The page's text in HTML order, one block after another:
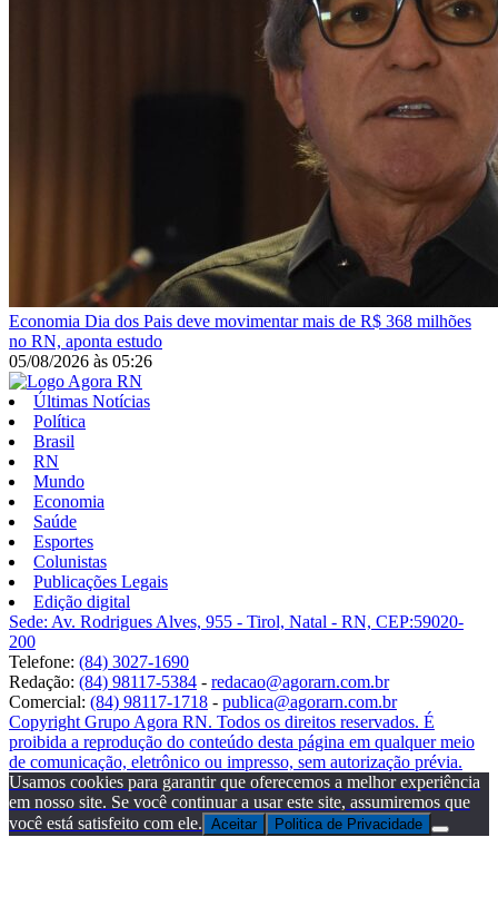
Economia Dia dos Pais deve movimentar mais de R$ 368 milhões
no RN, aponta estudo
05/08/2026 às 05:26
Últimas Notícias
Política
Brasil
RN
Mundo
Economia
Saúde
Esportes
Colunistas
Publicações Legais
Edição digital
Sede: Av. Rodrigues Alves, 955 - Tirol, Natal - RN, CEP:59020-
200
Telefone: (84) 3027-1690
Redação: (84) 98117-5384 - redacao@agorarn.com.br
Comercial: (84) 98117-1718 - publica@agorarn.com.br
Copyright Grupo Agora RN. Todos os direitos reservados. É
proibida a reprodução do conteúdo desta página em qualquer meio
de comunicação, eletrônico ou impresso, sem autorização prévia.
Usamos cookies para garantir que oferecemos a melhor experiência
em nosso site. Se você continuar a usar este site, assumiremos que
você está satisfeito com ele. Aceitar Politica de Privacidade